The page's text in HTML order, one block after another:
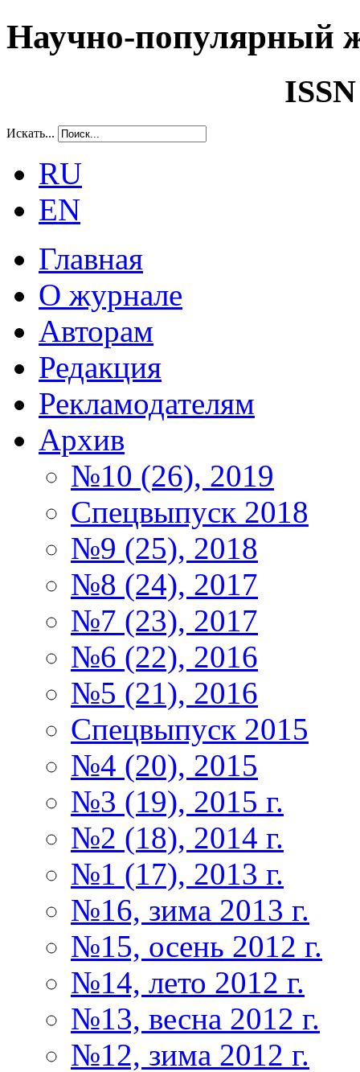
Научно-популярный
Искать...
RU
EN
Главная
О журнале
Авторам
Редакция
Рекламодателям
Архив
№10 (26), 2019
Спецвыпуск 2018
№9 (25), 2018
№8 (24), 2017
№7 (23), 2017
№6 (22), 2016
№5 (21), 2016
Спецвыпуск 2015
№4 (20), 2015
№3 (19), 2015 г.
№2 (18), 2014 г.
№1 (17), 2013 г.
№16, зима 2013 г.
№15, осень 2012 г.
№14, лето 2012 г.
№13, весна 2012 г.
№12, зима 2012 г.